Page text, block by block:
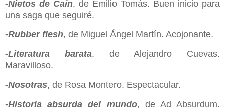
-Nietos de Caín, de Emilio Tomás. Buen inicio para
una saga que seguiré.
-Rubber flesh, de Miguel Ángel Martín. Acojonante.
-Literatura barata, de Alejandro Cuevas.
Maravilloso.
-Nosotras, de Rosa Montero. Espectacular.
-Historia absurda del mundo, de Ad Absurdum.